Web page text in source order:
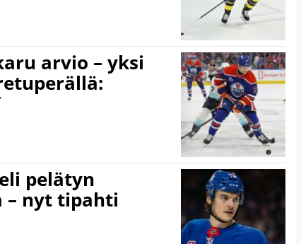
arvio – yksi
pelätyn
– nyt tipahti